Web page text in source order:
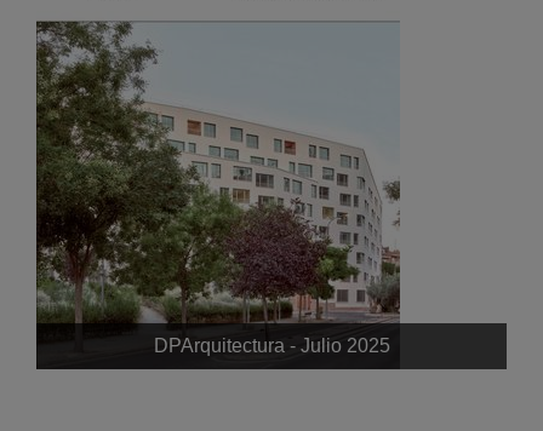
DPArquitectura - Julio 2025